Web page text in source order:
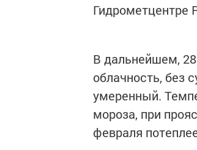
Гидрометцентре
В дальнейшем,
облачность, без
умеренный.
мороза, при
февраля